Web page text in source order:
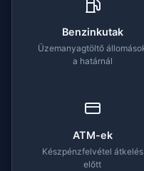
Benzinkutak
Üzemanyagtöltő
a határnál
ATM-ek
Készpénzfelvétel átkelés
előtt